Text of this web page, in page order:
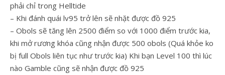
phải chỉ trong Helltide
– Khi đánh quái lv95 trở lên sẽ nhặt được đồ 925
– Obols sẽ tăng lên 2500 điểm so với 1000 điểm trước kia,
khi mở rương khóa cũng nhận được 500 obols (Quá khỏe ko
bị full Obols liên tục như trước kia) Khi bạn Level 100 thì lúc
nào Gamble cũng sẽ nhận được đồ 925